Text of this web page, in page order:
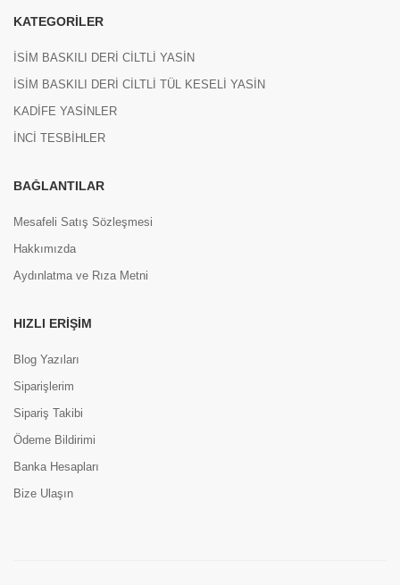
KATEGORILER
İSİM BASKILI DERİ CİLTLİ YASİN
İSİM BASKILI DERİ CİLTLİ TÜL KESELİ YASİN
KADİFE YASİNLER
İNCİ TESBİHLER
BAĞLANTILAR
Mesafeli Satış Sözleşmesi
Hakkımızda
Aydınlatma ve Rıza Metni
HIZLI ERIŞIM
Blog Yazıları
Siparişlerim
Sipariş Takibi
Ödeme Bildirimi
Banka Hesapları
Bize Ulaşın